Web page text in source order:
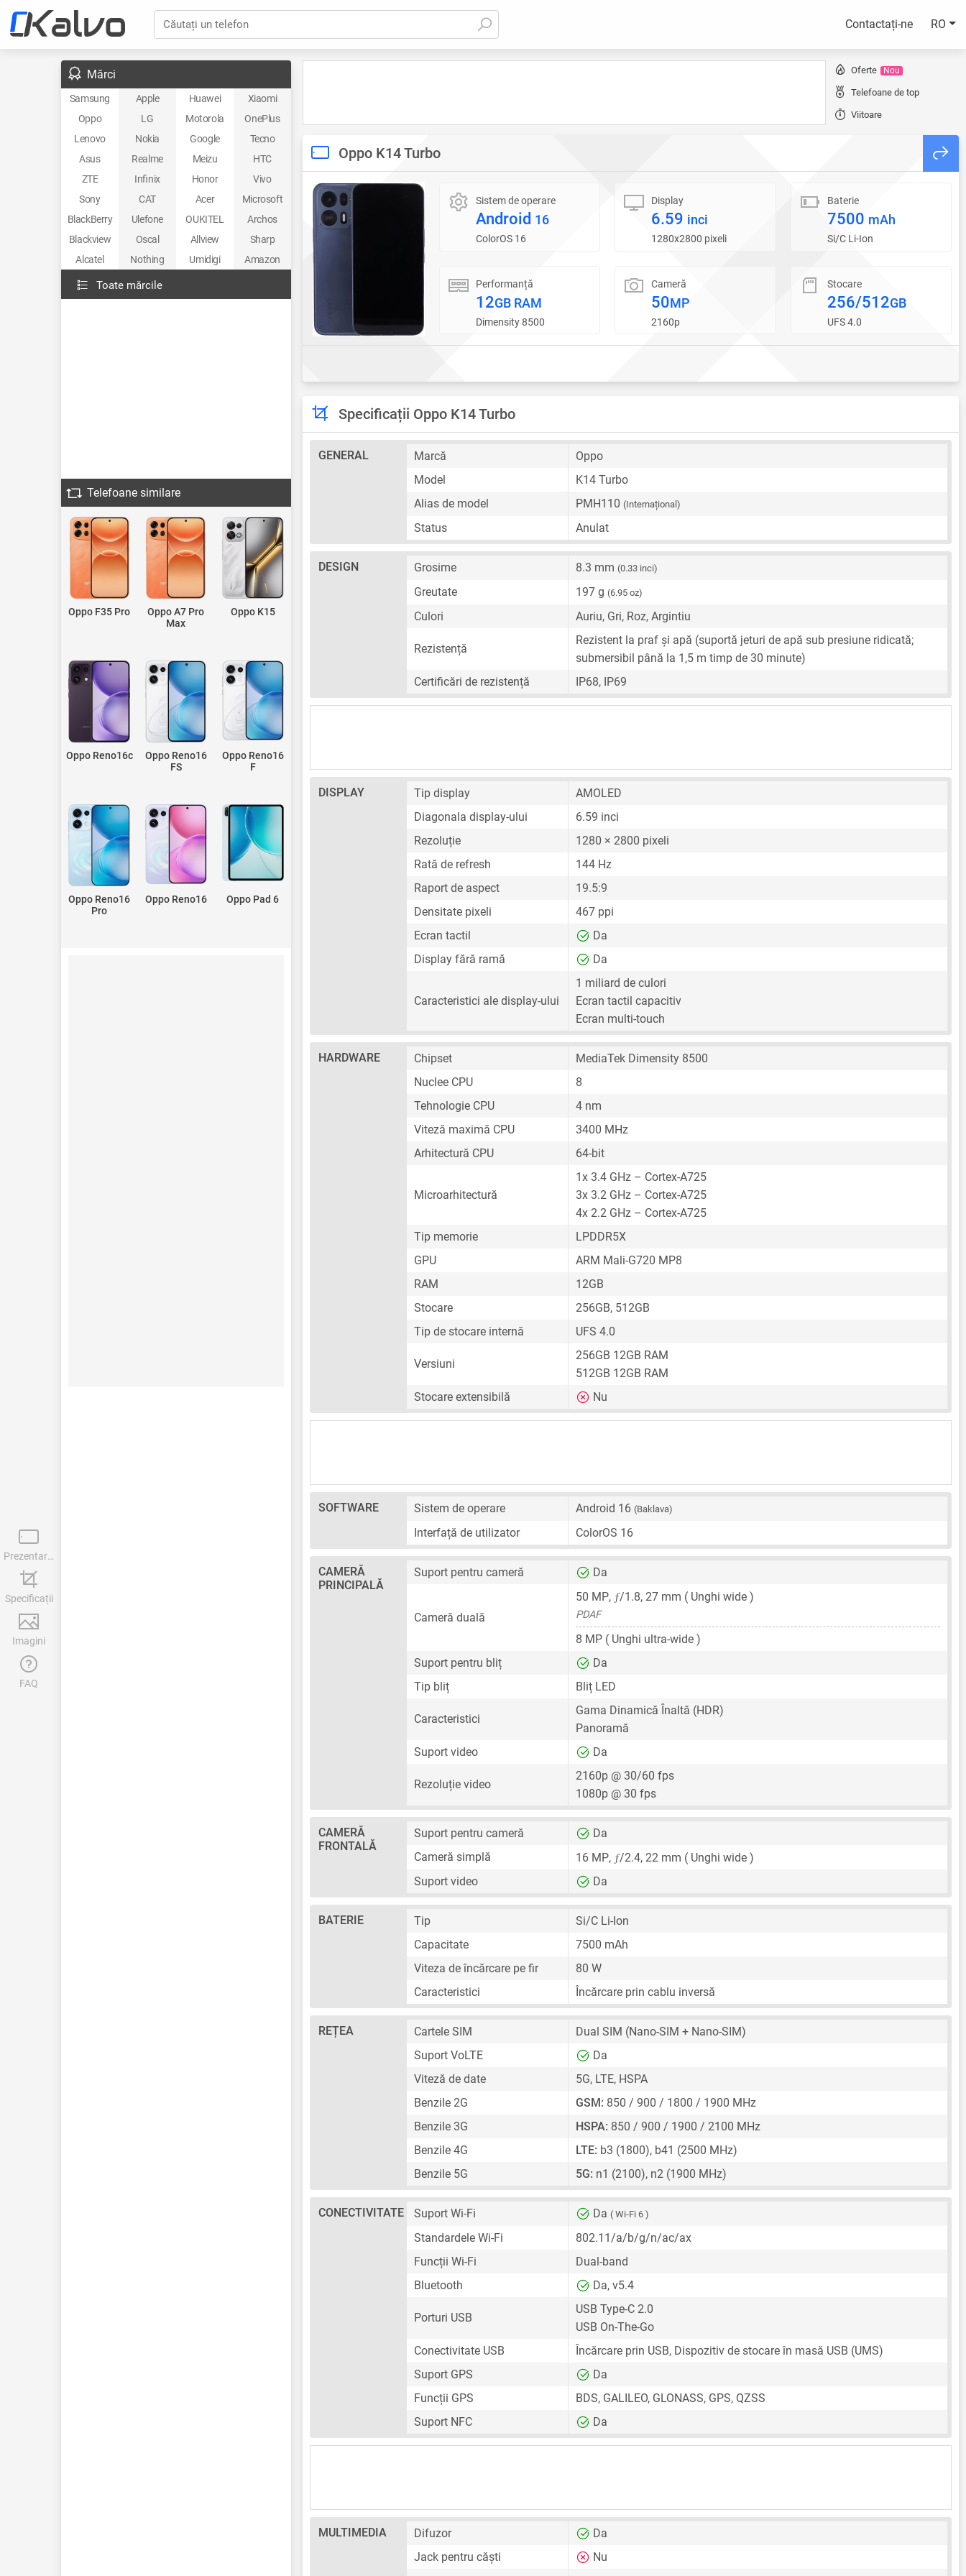
Contactați-ne RO
Căutați un telefon
Oferte Nou
Telefoane de top
Viitoare
Oppo K14 Turbo
Sistem de operare
Android 16
ColorOS 16
Display
6.59 inci
1280x2800 pixeli
Baterie
7500 mAh
Si/C Li-Ion
Performanță
12GB RAM
Dimensity 8500
Cameră
50MP
2160p
Stocare
256/512GB
UFS 4.0
Specificații Oppo K14 Turbo
GENERAL Marcă
Oppo
Model
K14 Turbo
Alias de model
PMH110 (Internațional)
Status Anulat
DESIGN Grosime 8.3 mm (0.33 inci)
Greutate 197 g (6.95 oz)
Culori Auriu, Gri, Roz, Argintiu
Rezistență
Rezistent la praf și apă (suportă jeturi de apă sub presiune ridicată;
submersibil până la 1,5 m timp de 30 minute)
Certificări de rezistență
IP68, IP69
DISPLAY Tip display
AMOLED
Diagonala display-ului
6.59 inci
Rezoluție
1280 × 2800 pixeli
Rată de refresh
144 Hz
Raport de aspect
19.5:9
Densitate pixeli
467 ppi
Ecran tactil
Da
Display fără ramă
Da
Caracteristici ale display-ului
1 miliard de culori
Ecran tactil capacitiv
Ecran multi-touch
HARDWARE Chipset
MediaTek Dimensity 8500
Nuclee CPU
8
Tehnologie CPU
4 nm
Viteză maximă CPU
3400 MHz
Arhitectură CPU
64-bit
Microarhitectură
1x 3.4 GHz – Cortex-A725
3x 3.2 GHz – Cortex-A725
4x 2.2 GHz – Cortex-A725
Tip memorie
LPDDR5X
GPU
ARM Mali-G720 MP8
RAM
12GB
Stocare
256GB, 512GB
Tip de stocare internă
UFS 4.0
Versiuni
256GB 12GB RAM
512GB 12GB RAM
Stocare extensibilă
Nu
SOFTWARE Sistem de operare Android 16 (Baklava)
Interfață de utilizator ColorOS 16
CAMERĂ
PRINCIPALĂ
Suport pentru cameră Da
Cameră duală
50 MP, ƒ/1.8, 27 mm ( Unghi wide )
PDAF
8 MP ( Unghi ultra-wide )
Suport pentru bliț
Da
Tip bliț
Bliț LED
Caracteristici
Gama Dinamică Înaltă (HDR)
Panoramă
Suport video
Da
Rezoluție video
2160p @ 30/60 fps
1080p @ 30 fps
CAMERĂ
FRONTALĂ
Suport pentru cameră
Da
Cameră simplă
16 MP, ƒ/2.4, 22 mm ( Unghi wide )
Suport video
Da
BATERIE Tip
Si/C Li-Ion
Capacitate
7500 mAh
Viteza de încărcare pe fir
80 W
Caracteristici
Încărcare prin cablu inversă
REȚEA Cartele SIM Dual SIM (Nano-SIM + Nano-SIM)
Suport VoLTE
Da
Viteză de date
5G, LTE, HSPA
Benzile 2G
GSM: 850 / 900 / 1800 / 1900 MHz
Benzile 3G
HSPA: 850 / 900 / 1900 / 2100 MHz
Benzile 4G
LTE: b3 (1800), b41 (2500 MHz)
Benzile 5G
5G: n1 (2100), n2 (1900 MHz)
CONECTIVITATE Suport Wi-Fi Da ( Wi-Fi 6 )
Standardele Wi-Fi
802.11/a/b/g/n/ac/ax
Funcții Wi-Fi
Dual-band
Bluetooth
Da, v5.4
Porturi USB
USB Type-C 2.0
USB On-The-Go
Conectivitate USB
Încărcare prin USB, Dispozitiv de stocare în masă USB (UMS)
Suport GPS
Da
Funcții GPS
BDS, GALILEO, GLONASS, GPS, QZSS
Suport NFC
Da
MULTIMEDIA Difuzor
Da
Jack pentru căști
Nu
Mărci
Samsung Apple Huawei
Xiaomi
Oppo
LG Motorola
OnePlus
Lenovo
Nokia Google
Tecno
Asus
Realme Meizu
HTC
ZTE
Infinix Honor
Vivo
Sony
CAT Acer
Microsoft
BlackBerry
Ulefone OUKITEL
Archos
Blackview
Oscal Allview
Sharp
Alcatel
Nothing Umidigi Amazon
Toate mărcile
Telefoane similare
Oppo F35 Pro
Oppo A7 Pro
Max
Oppo K15
Oppo Reno16c
Oppo Reno16
FS
Oppo Reno16
F
Oppo Reno16
Pro
Oppo Reno16 Oppo Pad 6
Prezentare generală
Specificații
Imagini
FAQ